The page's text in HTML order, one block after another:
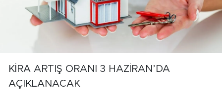
KİRA ARTIŞ ORANI 3 HAZİRAN’DA
AÇIKLANACAK